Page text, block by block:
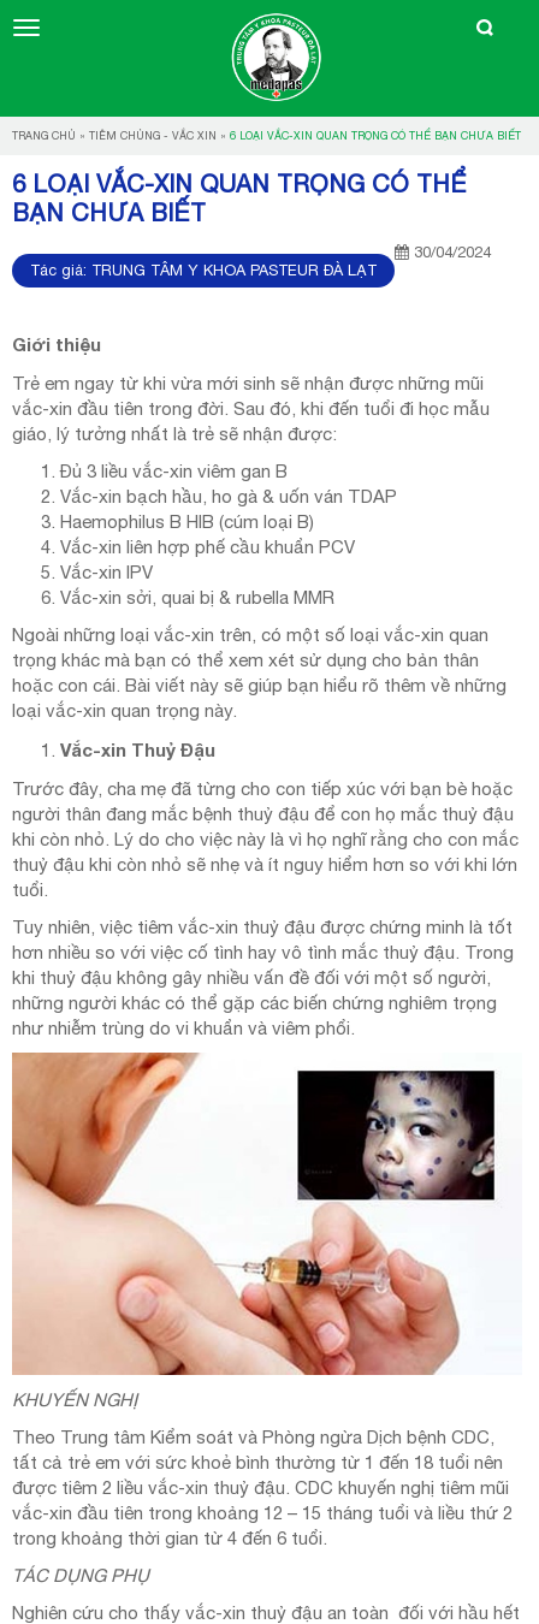
TRANG CHỦ » TIÊM CHỦNG - VẮC XIN » 6 LOẠI VẮC-XIN QUAN TRỌNG CÓ THỂ BẠN CHƯA BIẾT
6 LOẠI VẮC-XIN QUAN TRỌNG CÓ THỂ
BẠN CHƯA BIẾT
30/04/2024
Tác giả: TRUNG TÂM Y KHOA PASTEUR ĐÀ LẠT
Giới thiệu
Trẻ em ngay từ khi vừa mới sinh sẽ nhận được những mũi
vắc-xin đầu tiên trong đời. Sau đó, khi đến tuổi đi học mẫu
giáo, lý tưởng nhất là trẻ sẽ nhận được:
Đủ 3 liều vắc-xin viêm gan B
Vắc-xin bạch hầu, ho gà & uốn ván TDAP
Haemophilus B HIB (cúm loại B)
Vắc-xin liên hợp phế cầu khuẩn PCV
Vắc-xin IPV
Vắc-xin sởi, quai bị & rubella MMR
Ngoài những loại vắc-xin trên, có một số loại vắc-xin quan
trọng khác mà bạn có thể xem xét sử dụng cho bản thân
hoặc con cái. Bài viết này sẽ giúp bạn hiểu rõ thêm về những
loại vắc-xin quan trọng này.
Vắc-xin Thuỷ Đậu
Trước đây, cha mẹ đã từng cho con tiếp xúc với bạn bè hoặc
người thân đang mắc bệnh thuỷ đậu để con họ mắc thuỷ đậu
khi còn nhỏ. Lý do cho việc này là vì họ nghĩ rằng cho con mắc
thuỷ đậu khi còn nhỏ sẽ nhẹ và ít nguy hiểm hơn so với khi lớn
tuổi.
Tuy nhiên, việc tiêm vắc-xin thuỷ đậu được chứng minh là tốt
hơn nhiều so với việc cố tình hay vô tình mắc thuỷ đậu. Trong
khi thuỷ đậu không gây nhiều vấn đề đối với một số người,
những người khác có thể gặp các biến chứng nghiêm trọng
như nhiễm trùng do vi khuẩn và viêm phổi.
KHUYẾN NGHỊ
Theo Trung tâm Kiểm soát và Phòng ngừa Dịch bệnh CDC,
tất cả trẻ em với sức khoẻ bình thường từ 1 đến 18 tuổi nên
được tiêm 2 liều vắc-xin thuỷ đậu. CDC khuyến nghị tiêm mũi
vắc-xin đầu tiên trong khoảng 12 – 15 tháng tuổi và liều thứ 2
trong khoảng thời gian từ 4 đến 6 tuổi.
TÁC DỤNG PHỤ
Nghiên cứu cho thấy vắc-xin thuỷ đậu an toàn đối với hầu hết